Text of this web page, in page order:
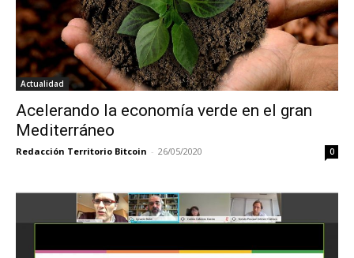
Actualidad
Acelerando la economía verde en el gran
Mediterráneo
Redacción Territorio Bitcoin - 26/05/2020 0